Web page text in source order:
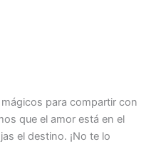
para compartir con
que el amor está en el
el destino. ¡No te lo